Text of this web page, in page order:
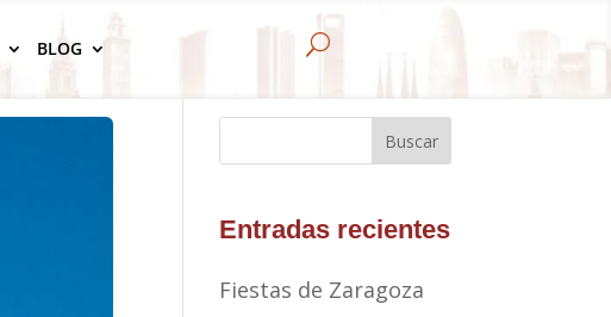
BLOG U
Buscar
Entradas recientes
Fiestas de Zaragoza